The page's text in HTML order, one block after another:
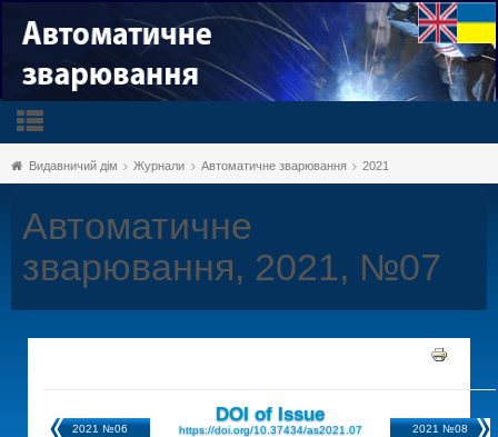
Видавничий дім Журнали Автоматичне зварювання 2021
Автоматичне
зварювання, 2021, №07
2021 №06
DOI of Issue
https://doi.org/10.37434/as2021.07 2021 №08